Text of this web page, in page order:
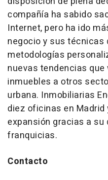
compañía ha sabido
Internet, pero ha ido
negocio y sus técnicas
metodologías
nuevas tendencias
inmuebles a otros
urbana. Inmobiliarias
diez oficinas en Madrid
expansión gracias a
franquicias.
Contacto